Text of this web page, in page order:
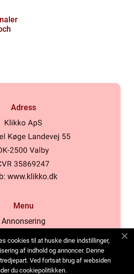
Adress
www.klikko.dk
Menu
Annonsering
Cookies
Kontakta oss
cookies til at huske dine indstillinger,
af indhold og annoncer. Denne
Ved fortsat brug af websiden
du cookiepolitikken.